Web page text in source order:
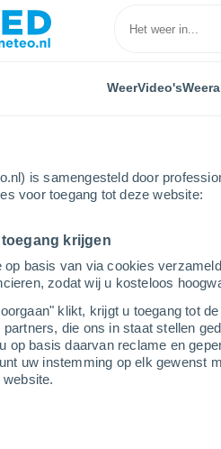
is samengesteld door
voor toegang tot deze website:
krijgen
basis van via cookies
zodat wij u kosteloos
klikt, krijgt u toegang tot
die ons in staat stellen
op basis daarvan reclame en
uw instemming op elk gewenst
WeerVideo's
Wales Locaties
alle steden in
Wales
D - F
plaatsen van New